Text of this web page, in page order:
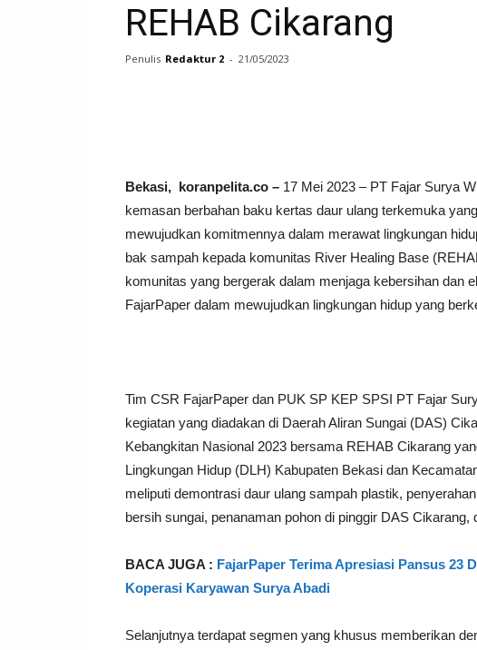
REHAB Cikarang
Penulis Redaktur 2 - 21/05/2023
Bekasi, koranpelita.co – 17 Mei 2023 – PT Fajar Surya
kemasan berbahan baku kertas daur ulang terkemuka
mewujudkan komitmennya dalam merawat lingkungan
bak sampah kepada komunitas River Healing Base
komunitas yang bergerak dalam menjaga kebersihan dan
FajarPaper dalam mewujudkan lingkungan hidup yang
Tim CSR FajarPaper dan PUK SP KEP SPSI PT Fajar
kegiatan yang diadakan di Daerah Aliran Sungai (DAS)
Kebangkitan Nasional 2023 bersama REHAB Cikarang
Lingkungan Hidup (DLH) Kabupaten Bekasi dan
meliputi demontrasi daur ulang sampah plastik,
bersih sungai, penanaman pohon di pinggir DAS Cikarang,
BACA JUGA : FajarPaper Terima Apresiasi Pansus 23
Koperasi Karyawan Surya Abadi
Selanjutnya terdapat segmen yang khusus memberikan